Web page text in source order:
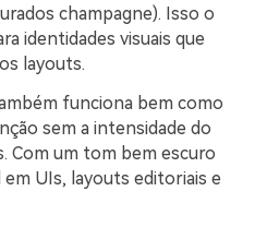
champagne). Isso o
identidades visuais que
layouts.
funciona bem como
sem a intensidade do
Com um tom bem escuro
UIs, layouts editoriais e